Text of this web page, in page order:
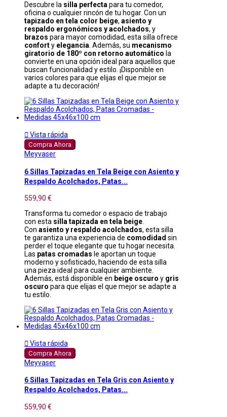
Descubre la silla perfecta para tu comedor,
oficina o cualquier rincón de tu hogar. Con un
tapizado en tela color beige, asiento y
respaldo ergonómicos y acolchados, y
brazos para mayor comodidad, esta silla ofrece
conforty elegancia . Además, su mecanismo
giratorio de 180º con retorno automático la
convierte en una opción ideal para aquellos que
buscan funcionalidad y estilo. ¡Disponible en
varios colores para que elijas el que mejor se
adapte a tu decoración!
 Vista rápida
Compra Ahora
Meyvaser
6 Sillas Tapizadas en Tela Beige con Asiento y
Respaldo Acolchados, Patas...
559,90 €
Transforma tu comedor o espacio de trabajo
con esta silla tapizada en tela beige
Con asiento y respaldo acolchados, esta silla
te garantiza una experiencia de comodidad sin
perder el toque elegante que tu hogar necesita.
Las patas cromadas le aportan un toque
moderno y sofisticado, haciendo de esta silla
una pieza ideal para cualquier ambiente.
Además, está disponible en beige oscuro y gris
oscuro para que elijas el que mejor se adapte a
tu estilo.
 Vista rápida
Compra Ahora
Meyvaser
6 Sillas Tapizadas en Tela Gris con Asiento y
Respaldo Acolchados, Patas...
559,90 €